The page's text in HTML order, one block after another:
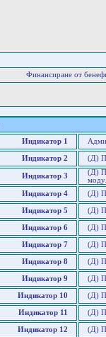
Финансиране от
Индикатор 1
Индикатор 2 (Д)
Индикатор 3
(Д)
Индикатор 4
(Д)
Индикатор 5 (Д)
Индикатор 6 (Д)
Индикатор 7 (Д)
Индикатор 8 (Д)
Индикатор 9 (Д)
Индикатор 10 (Д)
Индикатор 11 (Д)
Индикатор 12 (Д)